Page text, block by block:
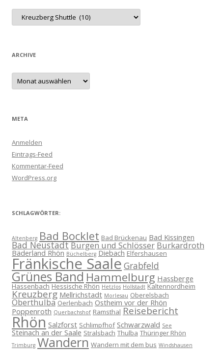
Kategorien
ARCHIVE
Archive
META
Anmelden
Eintrags-Feed
Kommentar-Feed
WordPress.org
SCHLAGWÖRTER:
Altenberg Bad Bocklet Bad Brückenau Bad Kissingen
Bad NeustadtBurgen und Schlösser Burkardroth
Bäderland Rhön Büchelberg Diebach Elfershausen
Fränkische Saale Grabfeld
Grünes BandHammelburg Hassberge
Hassenbach Hessische Rhön Hetzlos Hollstadt Kaltennordheim
Kreuzberg Mellrichstadt Morlesau Oberelsbach
Oberthulba Oerlenbach Ostheim vor der Rhön
Poppenroth Querbachshof Ramsthal Reisebericht
Rhön Salzforst Schlimpfhof Schwarzwald See
Steinach an der Saale Stralsbach Thulba Thüringer Rhön
Trimburg Wandern Wandern mit dem bus Windshausen